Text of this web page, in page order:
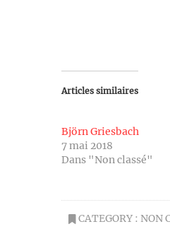
Articles similaires
Björn Griesbach
7 mai 2018
Dans "Non classé"
CATEGORY : NON